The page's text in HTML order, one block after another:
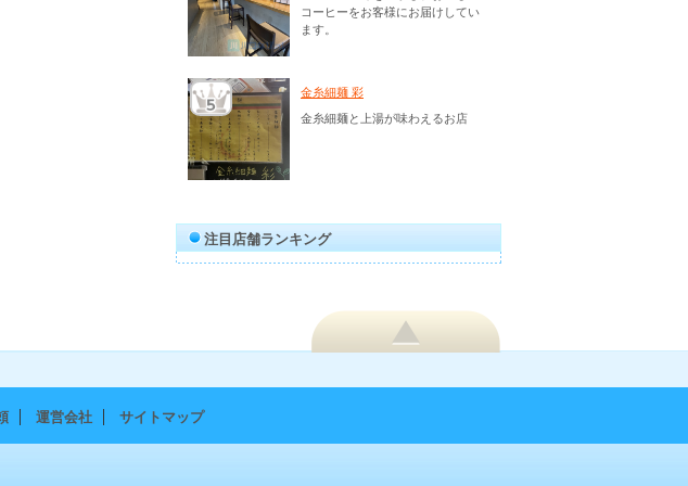
コーヒーをお客様にお届けしてい
ます。
金糸細麺 彩
金糸細麺と上湯が味わえるお店
注目店舗ランキング
運営会社 サイトマップ